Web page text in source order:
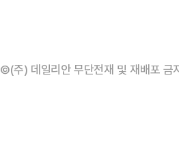
©(주) 데일리안 무단전재 및 재배포 금